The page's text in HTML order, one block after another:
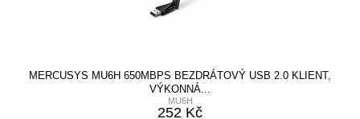
MERCUSYS MU6H 650MBPS BEZDRÁTOVÝ USB 2.0 KLIENT,
VÝKONNÁ...
MU6H
252 Kč